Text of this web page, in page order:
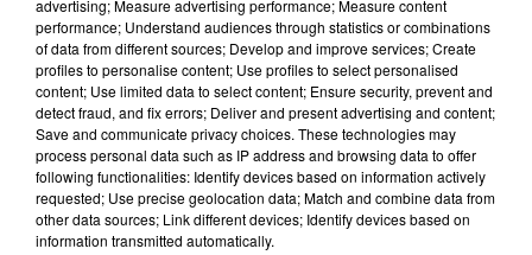
29 juillet 2026
GAGNEZ VOS INVITATIONS VIP POUR LES
CONCERTS DE FOIRE EN SCÈNE 2026
advertising; Measure advertising performance; Measure content
performance; Understand audiences through statistics or combinations
of data from different sources; Develop and improve services; Create
profiles to personalise content; Use profiles to select personalised
content; Use limited data to select content; Ensure security, prevent and
detect fraud, and fix errors; Deliver and present advertising and content;
Save and communicate privacy choices. These technologies may
process personal data such as IP address and browsing data to offer
following functionalities: Identify devices based on information actively
requested; Use precise geolocation data; Match and combine data from
other data sources; Link different devices; Identify devices based on
information transmitted automatically.